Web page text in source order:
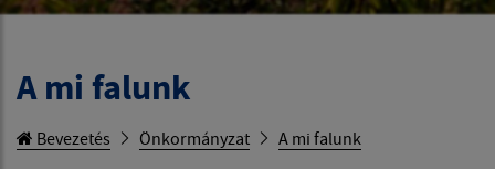
A mi falunk
Bevezetés Önkormányzat A mi falunk